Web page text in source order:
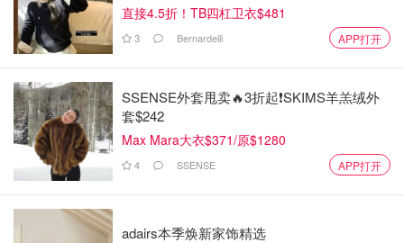
直接4.5折！TB四杠卫衣$481
3 Bernardelli APP打开
SSENSE外套甩卖🔥3折起❗SKIMS羊羔绒外
套$242
Max Mara大衣$371/原$1280
4 SSENSE APP打开
adairs本季焕新家饰精选